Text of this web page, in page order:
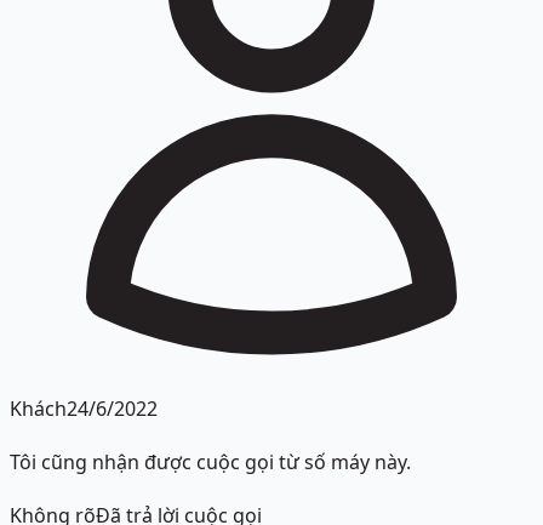
Khách24/6/2022
Tôi cũng nhận được cuộc gọi từ số máy này.
Không rõĐã trả lời cuộc gọi